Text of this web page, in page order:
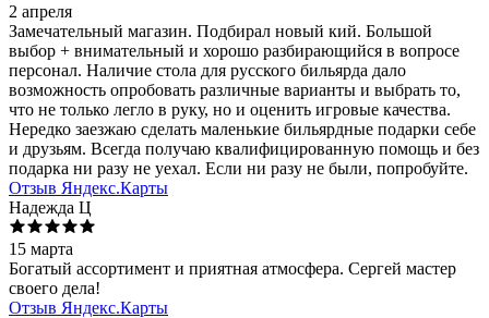
2 апреля
Замечательный магазин. Подбирал новый кий. Большой
выбор + внимательный и хорошо разбирающийся в вопросе
персонал. Наличие стола для русского бильярда дало
возможность опробовать различные варианты и выбрать то,
что не только легло в руку, но и оценить игровые качества.
Нередко заезжаю сделать маленькие бильярдные подарки себе
и друзьям. Всегда получаю квалифицированную помощь и без
подарка ни разу не уехал. Если ни разу не были, попробуйте.
Отзыв Яндекс.Карты
Надежда Ц
15 марта
Богатый ассортимент и приятная атмосфера. Сергей мастер
своего дела!
Отзыв Яндекс.Карты